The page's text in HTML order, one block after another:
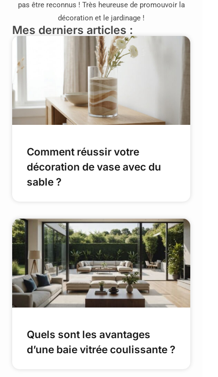
pas être reconnus ! Très heureuse de promouvoir la
décoration et le jardinage !
Mes derniers articles :
Comment réussir votre
décoration de vase avec du
sable ?
Quels sont les avantages
d’une baie vitrée coulissante ?